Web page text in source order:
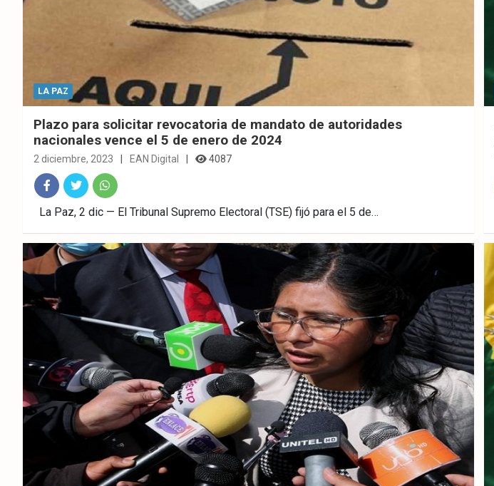
LA PAZ
Plazo para solicitar revocatoria de mandato de autoridades
nacionales vence el 5 de enero de 2024
2 diciembre, 2023 EAN Digital 4087
Fac
ebo
ok
Twitt
er
What
sAp
p
La Paz, 2 dic — El Tribunal Supremo Electoral (TSE) fijó para el 5 de…